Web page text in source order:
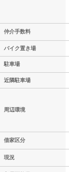
仲介手数料
バイク置き場
駐車場
近隣駐車場
周辺環境
借家区分
現況